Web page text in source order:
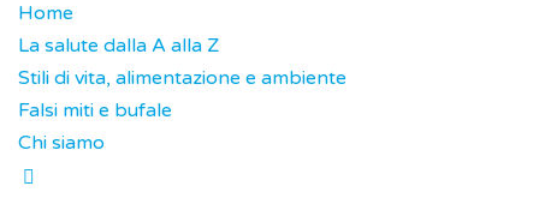
Home
La salute dalla A alla Z
Stili di vita, alimentazione e ambiente
Falsi miti e bufale
Chi siamo